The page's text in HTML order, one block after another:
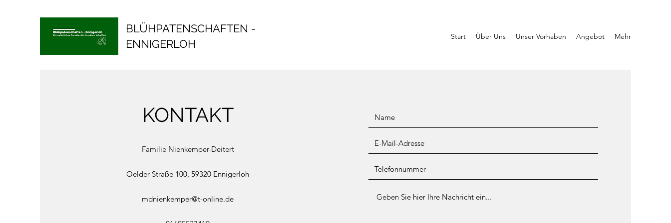
BLÜHPATENSCHAFTEN -
ENNIGERLOH
Start Über Uns Unser Vorhaben Angebot Mehr
KONTAKT
Familie Nienkemper-Deitert
Oelder Straße 100, 59320 Ennigerloh
mdnienkemper@t-online.de